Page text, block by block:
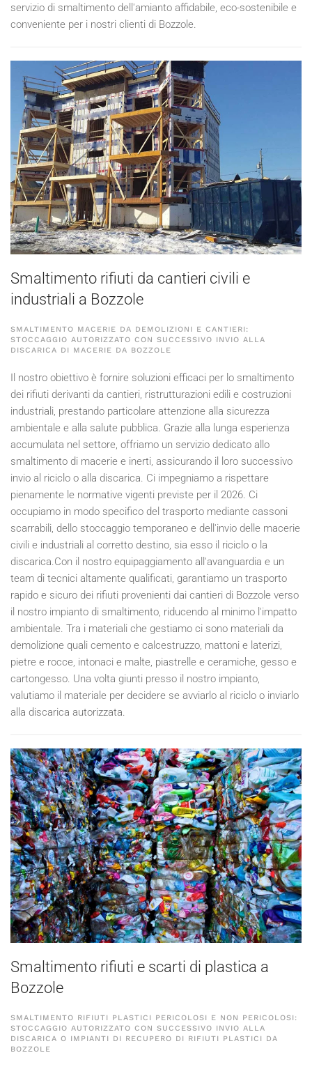
servizio di smaltimento dell'amianto affidabile, eco-sostenibile e
conveniente per i nostri clienti di Bozzole.
Smaltimento rifiuti da cantieri civili e
industriali a Bozzole
SMALTIMENTO MACERIE DA DEMOLIZIONI E CANTIERI:
STOCCAGGIO AUTORIZZATO CON SUCCESSIVO INVIO ALLA
DISCARICA DI MACERIE DA BOZZOLE
Il nostro obiettivo è fornire soluzioni efficaci per lo smaltimento
dei rifiuti derivanti da cantieri, ristrutturazioni edili e costruzioni
industriali, prestando particolare attenzione alla sicurezza
ambientale e alla salute pubblica. Grazie alla lunga esperienza
accumulata nel settore, offriamo un servizio dedicato allo
smaltimento di macerie e inerti, assicurando il loro successivo
invio al riciclo o alla discarica. Ci impegniamo a rispettare
pienamente le normative vigenti previste per il 2026. Ci
occupiamo in modo specifico del trasporto mediante cassoni
scarrabili, dello stoccaggio temporaneo e dell'invio delle macerie
civili e industriali al corretto destino, sia esso il riciclo o la
discarica.Con il nostro equipaggiamento all'avanguardia e un
team di tecnici altamente qualificati, garantiamo un trasporto
rapido e sicuro dei rifiuti provenienti dai cantieri di Bozzole verso
il nostro impianto di smaltimento, riducendo al minimo l'impatto
ambientale. Tra i materiali che gestiamo ci sono materiali da
demolizione quali cemento e calcestruzzo, mattoni e laterizi,
pietre e rocce, intonaci e malte, piastrelle e ceramiche, gesso e
cartongesso. Una volta giunti presso il nostro impianto,
valutiamo il materiale per decidere se avviarlo al riciclo o inviarlo
alla discarica autorizzata.
Smaltimento rifiuti e scarti di plastica a
Bozzole
SMALTIMENTO RIFIUTI PLASTICI PERICOLOSI E NON PERICOLOSI:
STOCCAGGIO AUTORIZZATO CON SUCCESSIVO INVIO ALLA
DISCARICA O IMPIANTI DI RECUPERO DI RIFIUTI PLASTICI DA
BOZZOLE